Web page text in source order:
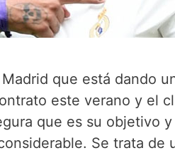
que está dando
este verano y el
que es su objetivo
Se trata de